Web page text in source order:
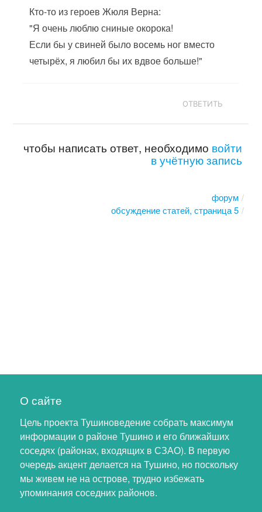
Кто-то из героев Жюля Верна:
"Я очень люблю сниные окорока!
Если бы у свиней было восемь ног вместо
четырёх, я любил бы их вдвое больше!"
ОТВЕТИТЬ
чтобы написать ответ, необходимо войти
в учётную запись
форум
обсуждение статей, страница 5
О сайте
Цель проекта Тушиноведение собрать максимум
информации о районе Тушино и его ближайших
соседях (районах, входящих в СЗАО). В первую
очередь акцент делается на Тушино, но поскольку
мы живем не на острове, трудно избежать
упоминания соседних районов.